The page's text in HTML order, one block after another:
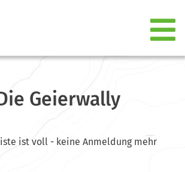
Geierwally
ist voll - keine Anmeldung mehr